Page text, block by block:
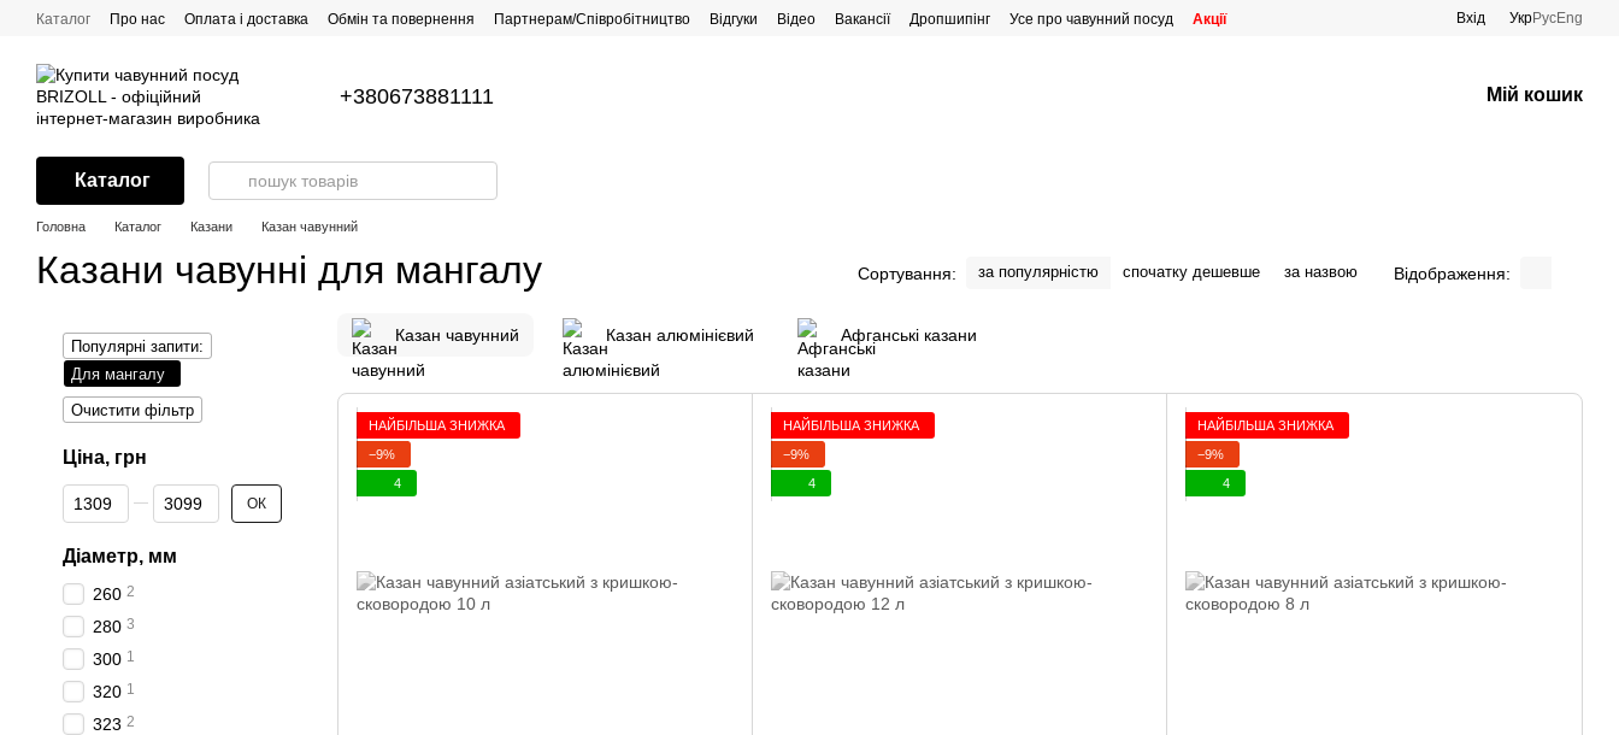
Перейти до основного контенту
Каталог Про нас Оплата і доставка Обмін та повернення Партнерам/Співробітництво Відгуки Відео Вакансії Дропшипінг Усе про чавунний посуд
Акції
Вхід УкрРусEng
+380673881111 Мій кошик
Каталог
Головна Каталог Казани Казан чавунний
Казани чавунні для мангалу Сортування: за популярністю спочатку дешевше за назвою Відображення:
Казан чавунний Казан алюмінієвий Афганські казани
НАЙБІЛЬША ЗНИЖКА
−9%
4
НАЙБІЛЬША ЗНИЖКА
−9%
4
НАЙБІЛЬША ЗНИЖКА
−9%
4
Популярні запити:
Для мангалу
Очистити фільтр
Ціна, грн
Від Ціна, грн
До Ціна, грн ОК
Діаметр, мм
260 2
280 3
300 1
320 1
323 2